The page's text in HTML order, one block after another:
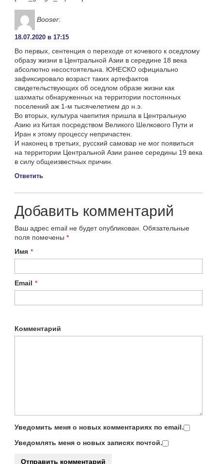
Booser:
18.07.2020 в 17:15
Во первых, сентенция о переходе от кочевого к оседлому
образу жизни в Центральной Азии в середине 18 века
абсолютно несостоятельна. ЮНЕСКО официально
зафиксировало возраст таких артефактов
свидетельствующих об оседлом образе жизни как
шахматы обнаруженных на территории постоянных
поселений аж 1-м тысячелетием до н.э.
Во вторых, культура чаепития пришла в Центральную
Азию из Китая посредством Великого Шелкового Пути и
Иран к этому процессу непричастен.
И наконец в третьих, русский самовар не мог появиться
на территории Центральной Азии ранее середины 19 века
в силу общеизвестных причин.
Ответить
Добавить комментарий
Ваш адрес email не будет опубликован. Обязательные
поля помечены *
Имя *
Email *
Комментарий
Уведомить меня о новых комментариях по email.
Уведомлять меня о новых записях почтой.